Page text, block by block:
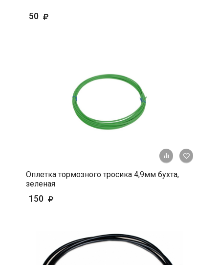
50
+ К
Оплетка тормозного тросика 4,9мм бухта,
зеленая
150